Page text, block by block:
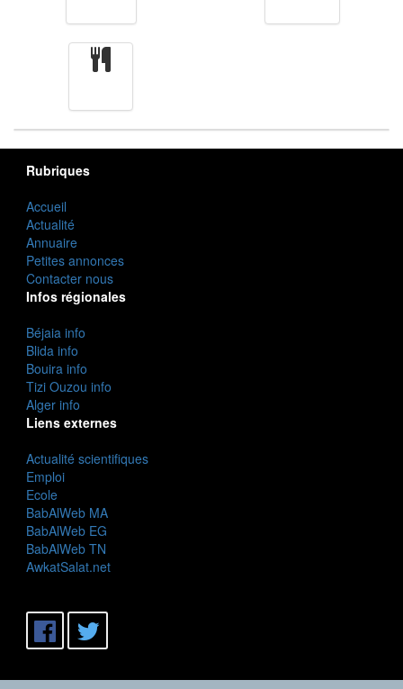
Rubriques
Accueil
Actualité
Annuaire
Petites annonces
Contacter nous
Infos régionales
Béjaia info
Blida info
Bouira info
Tizi Ouzou info
Alger info
Liens externes
Actualité scientifiques
Emploi
Ecole
BabAlWeb MA
BabAlWeb EG
BabAlWeb TN
AwkatSalat.net